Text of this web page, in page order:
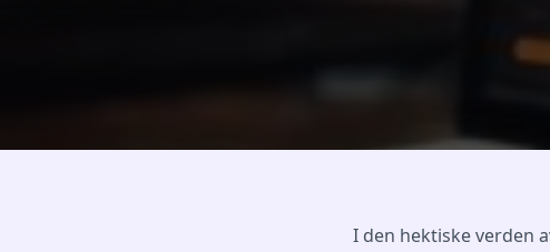
I den hektiske verden